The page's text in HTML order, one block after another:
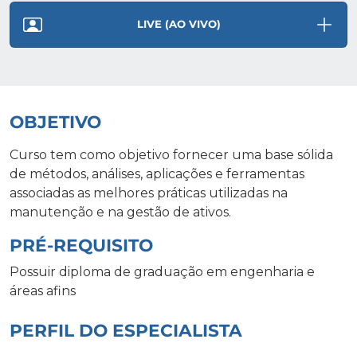
LIVE (AO VIVO)
OBJETIVO
Curso tem como objetivo fornecer uma base sólida
de métodos, análises, aplicações e ferramentas
associadas as melhores práticas utilizadas na
manutenção e na gestão de ativos.
PRÉ-REQUISITO
Possuir diploma de graduação em engenharia e
áreas afins
PERFIL DO ESPECIALISTA